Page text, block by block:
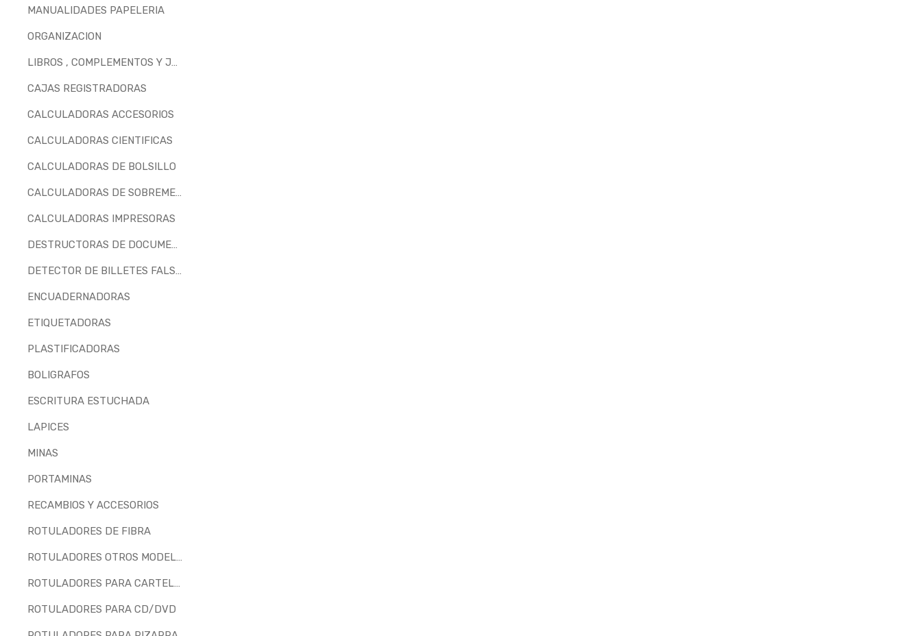
MANUALIDADES PAPELERIA
ORGANIZACION
LIBROS , COMPLEMENTOS Y JUEGOS
CAJAS REGISTRADORAS
CALCULADORAS ACCESORIOS
CALCULADORAS CIENTIFICAS
CALCULADORAS DE BOLSILLO
CALCULADORAS DE SOBREMESA
CALCULADORAS IMPRESORAS
DESTRUCTORAS DE DOCUMENTOS
DETECTOR DE BILLETES FALSOS
ENCUADERNADORAS
ETIQUETADORAS
PLASTIFICADORAS
BOLIGRAFOS
ESCRITURA ESTUCHADA
LAPICES
MINAS
PORTAMINAS
RECAMBIOS Y ACCESORIOS
ROTULADORES DE FIBRA
ROTULADORES OTROS MODELOS
ROTULADORES PARA CARTELERIA
ROTULADORES PARA CD/DVD